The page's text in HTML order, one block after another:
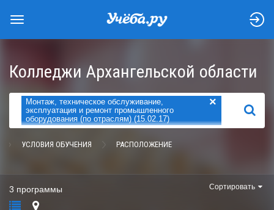
Колледжи Архангельской области
Монтаж, техническое обслуживание,
эксплуатация и ремонт промышленного
оборудования (по отраслям) (15.02.17)
×
НАЙТИ
УСЛОВИЯ ОБУЧЕНИЯ РАСПОЛОЖЕНИЕ
3 программы Сортировать